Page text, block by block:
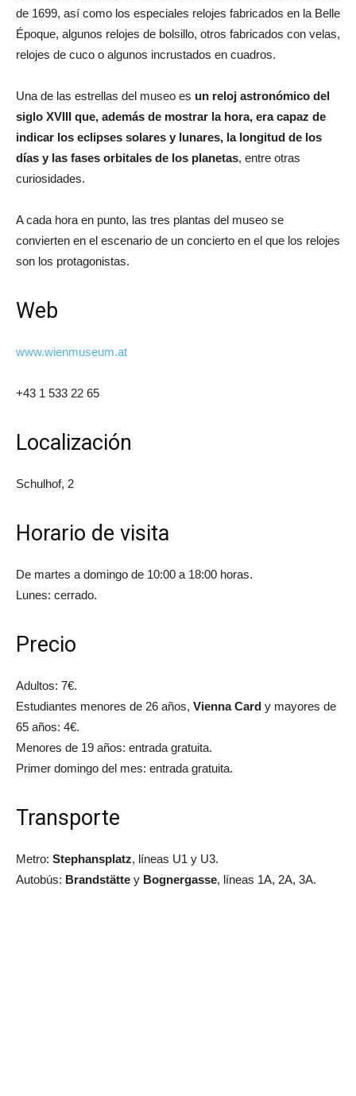
de 1699, así como los especiales relojes fabricados en la Belle
Époque, algunos relojes de bolsillo, otros fabricados con velas,
relojes de cuco o algunos incrustados en cuadros.
Una de las estrellas del museo es un reloj astronómico del
siglo XVIII que, además de mostrar la hora, era capaz de
indicar los eclipses solares y lunares, la longitud de los
días y las fases orbitales de los planetas, entre otras
curiosidades.
A cada hora en punto, las tres plantas del museo se
convierten en el escenario de un concierto en el que los relojes
son los protagonistas.
Web
www.wienmuseum.at
+43 1 533 22 65
Localización
Schulhof, 2
Horario de visita
De martes a domingo de 10:00 a 18:00 horas.
Lunes: cerrado.
Precio
Adultos: 7€.
Estudiantes menores de 26 años, Vienna Card y mayores de
65 años: 4€.
Menores de 19 años: entrada gratuita.
Primer domingo del mes: entrada gratuita.
Transporte
Metro: Stephansplatz, líneas U1 y U3.
Autobús: Brandstätte y Bognergasse, líneas 1A, 2A, 3A.